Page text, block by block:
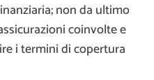
non da ultimo
coinvolte e
i termini di copertura